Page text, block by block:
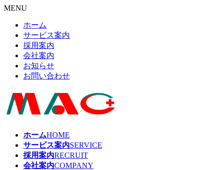
MENU
ホーム
サービス案内
採用案内
会社案内
お知らせ
お問い合わせ
ホームHOME
サービス案内SERVICE
採用案内RECRUIT
会社案内COMPANY